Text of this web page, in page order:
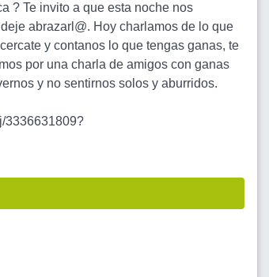
? Te invito a que esta noche nos
abrazarl@. Hoy charlamos de lo que
y contanos lo que tengas ganas, te
por una charla de amigos con ganas
y no sentirnos solos y aburridos.
3336631809?